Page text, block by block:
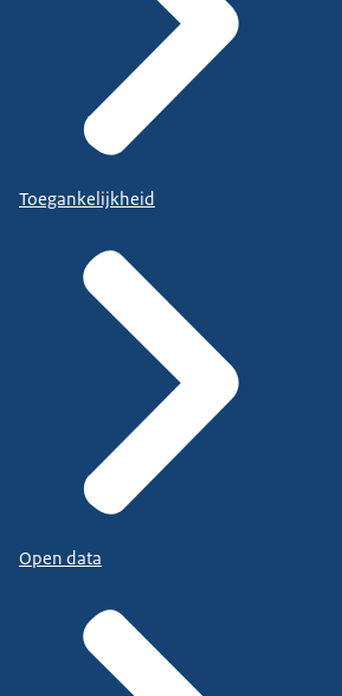
Toegankelijkheid
Open data